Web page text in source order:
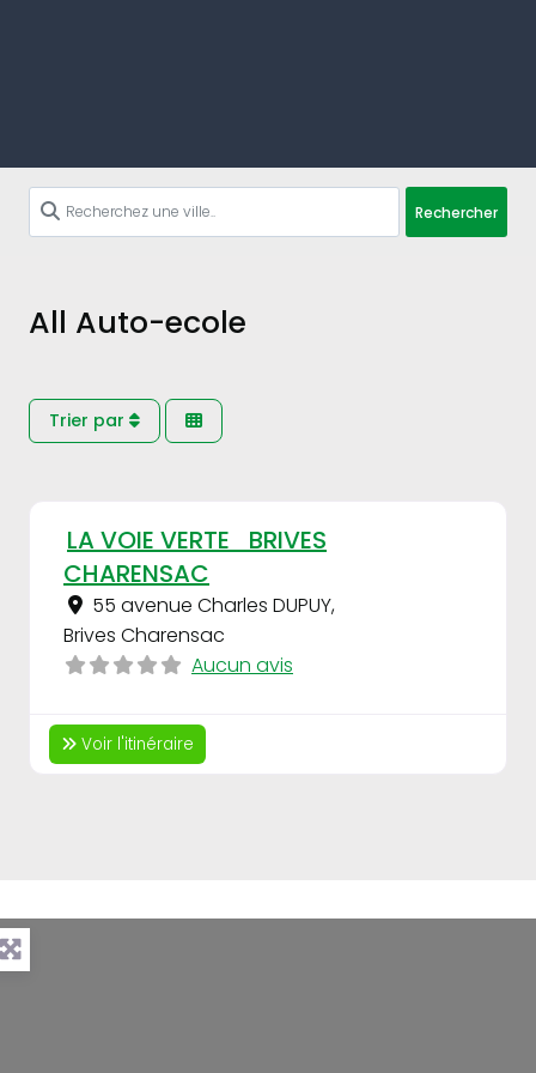
Rechercher
All Auto-ecole
Trier par
LA VOIE VERTE_BRIVES
CHARENSAC
55 avenue Charles DUPUY,
Brives Charensac
Aucun avis
Voir l'itinéraire